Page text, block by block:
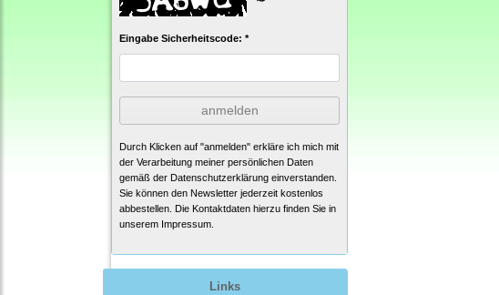
Eingabe Sicherheitscode: *
anmelden
Durch Klicken auf "anmelden" erkläre ich mich mit
der Verarbeitung meiner persönlichen Daten
gemäß der Datenschutzerklärung einverstanden.
Sie können den Newsletter jederzeit kostenlos
abbestellen. Die Kontaktdaten hierzu finden Sie in
unserem Impressum.
Links